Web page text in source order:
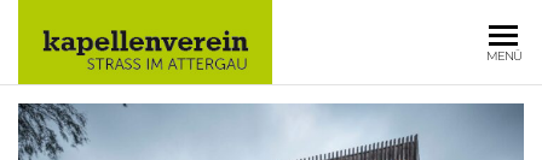
STRASS IM
ATTERGAU
MENÜ